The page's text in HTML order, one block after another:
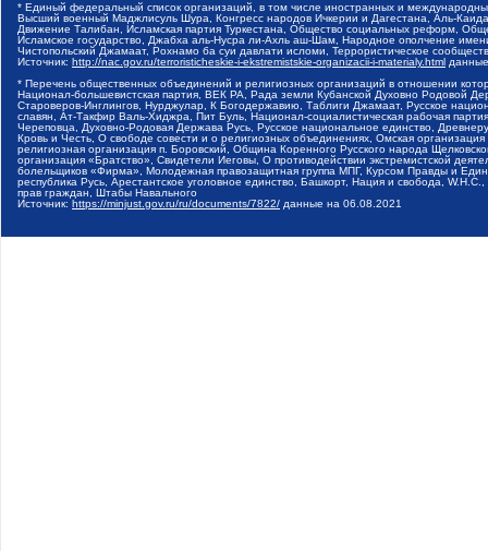
* Единый федеральный список организаций, в том числе иностранных и
Высший военный Маджлисуль Шура, Конгресс народов Ичкерии и Дагестана, Аль-
Движение Талибан, Исламская партия Туркестана, Общество социальных реформ,
Исламское государство, Джабха аль-Нусра ли-Ахль аш-Шам, Народное ополчение
Чистопольский Джамаат, Рохнамо ба суи давлати исломи, Террористическое
Источник: http://nac.gov.ru/terroristicheskie-i-ekstremistskie-organizacii-i-materialy.html
* Перечень общественных объединений и религиозных организаций в отношении
Национал-большевистская партия, ВЕК РА, Рада земли Кубанской Духовно Родовой
Староверов-Инглингов, Нурджулар, К Богодержавию, Таблиги Джамаат, Русское
славян, Ат-Такфир Валь-Хиджра, Пит Буль, Национал-социалистическая рабочая
Череповца, Духовно-Родовая Держава Русь, Русское национальное единство,
Кровь и Честь, О свободе совести и о религиозных объединениях, Омская
религиозная организация п. Боровский, Община Коренного Русского народа
организация «Братство», Свидетели Иеговы, О противодействии экстремистской
болельщиков «Фирма», Молодежная правозащитная группа МПГ, Курсом Правды и
республика Русь, Арестантское уголовное единство, Башкорт, Нация и свобода,
прав граждан, Штабы Навального
Источник: https://minjust.gov.ru/ru/documents/7822/ данные на 06.08.2021